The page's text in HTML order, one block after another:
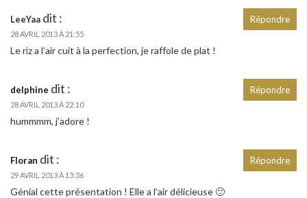
LeeYaa dit :
28 AVRIL 2013 À 21:55
Le riz a l’air cuit à la perfection, je raffole de plat !
Répondre
delphine dit :
28 AVRIL 2013 À 22:10
hummmm, j’adore !
Répondre
Floran dit :
29 AVRIL 2013 À 13:36
Génial cette présentation ! Elle a l’air délicieuse 🙂
Répondre